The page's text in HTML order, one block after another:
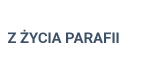
Z ŻYCIA PARAFII